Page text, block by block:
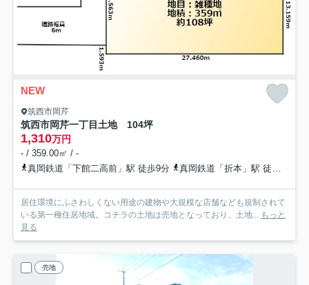
NEW
筑西市岡芹
筑西市岡芹一丁目土地 104坪
1,310万円
- / 359.00㎡ / -
真岡鉄道「下館二高前」駅 徒歩9分
真岡鉄道「折本」駅 徒歩26分
居住環境にふさわしくない用途の建物や大規模な店舗なども規制されて
いる第一種住居地域。コチラの土地は売地となっており、土地...
もっと
見る
売地